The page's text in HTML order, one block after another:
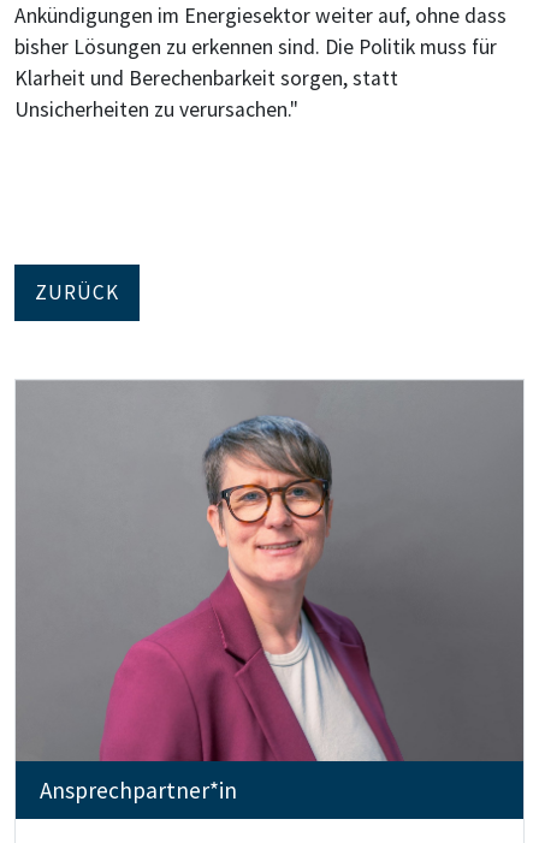
Ankündigungen im Energiesektor weiter auf, ohne dass
bisher Lösungen zu erkennen sind. Die Politik muss für
Klarheit und Berechenbarkeit sorgen, statt
Unsicherheiten zu verursachen."
ZURÜCK
Ansprechpartner*in